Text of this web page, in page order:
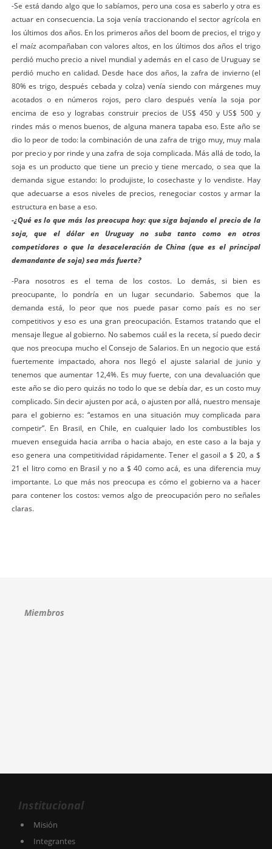
-Se está dando algo que lo sabíamos, pero una cosa es saberlo y otra es
actuar en consecuencia. La soja venía traccionando el sector agrícola en
los últimos dos años. En los primeros años del boom de precios, el trigo y
el maíz acompañaban con valores altos, en los últimos dos años el trigo
perdió mucho precio a nivel mundial y además en el caso de Uruguay se
perdió mucho en calidad. Desde hace dos años, la zafra de invierno (el
80% es trigo, después cebada y colza) venía siendo con márgenes muy
acotados o en números rojos, pero claro después venía la soja por
encima de eso y lograbas construir precios de US$ 450 y US$ 500 y
rindes más o menos buenos, de alguna manera tapaba eso. Este año se
dio lo peor de todo: la combinación de una zafra de trigo muy, muy mala
por precio y por rinde y una zafra de soja complicada. Más allá de todo, la
soja es un producto que tiene un precio y tiene mercado, o sea que la
demanda sigue estando: lo produjiste, lo cosechaste y lo vendiste. Hay
que adecuarse a esos niveles de precios, renegociar costos y armar la
estructura en base a eso.
-¿Qué es lo que más los preocupa hoy: que siga bajando el precio de la
soja, que el dólar en Uruguay no suba tanto como en otros
competidores o que la desaceleración de China (que es el principal
demandante de soja) sea más fuerte?
-Para nosotros es el tema de los costos. Lo demás, si bien es
preocupante, lo pondría en un lugar secundario. Sabemos que la
demanda está, lo peor que nos puede pasar como país es no ser
competitivos y eso es una gran preocupación. Estamos tratando que el
mensaje llegue al gobierno. No sabemos cuál es la receta, sí puedo decir
que nos preocupa mucho el Consejo de Salarios. En un negocio que está
fuertemente impactado, ahora nos llegó el ajuste salarial de junio y
tenemos que aumentar 12,4%. Es muy fuerte, con una devaluación que
este año se dio pero quizás no todo lo que se debía dar, es un costo muy
complicado. Sin decir ajusten por acá, o ajusten por allá, nuestro mensaje
para el gobierno es: “estamos en una situación muy complicada para
competir”. En Brasil, en Chile, en cualquier lado los combustibles los
mueven enseguida hacia arriba o hacia abajo, en este caso a la baja y
eso genera una competitividad rápidamente. Tener el gasoil a $ 20, a $
21 el litro como en Brasil y no a $ 40 como acá, es una diferencia muy
importante. Lo que más nos preocupa es cómo el gobierno va a hacer
para contener los costos: vemos algo de preocupación pero no señales
claras.
Miembros
Institucional
Misión
Integrantes